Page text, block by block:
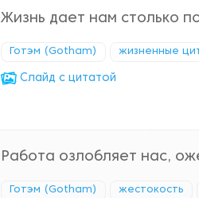
Жизнь дает нам столько
Готэм (Gotham) жизненные
Cлайд с цитатой
Работа озлобляет нас,
Готэм (Gotham) жестокость